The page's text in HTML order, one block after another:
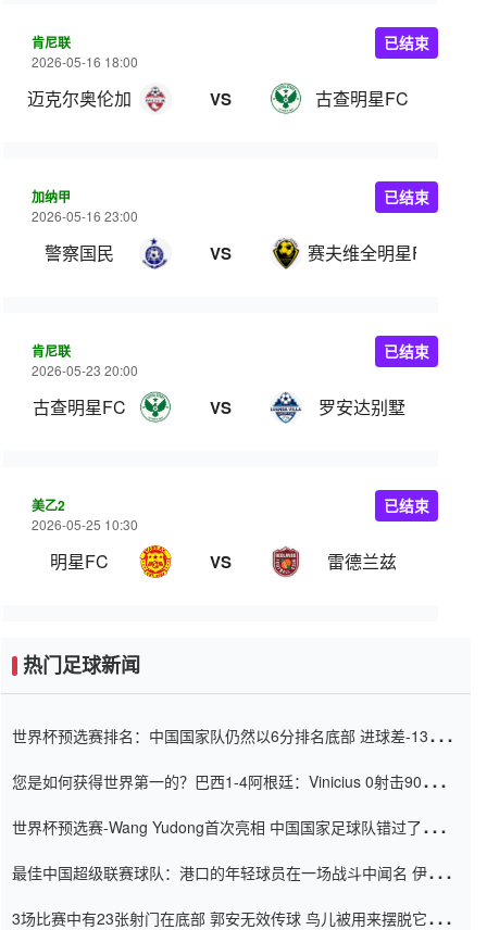
肯尼联
2026-05-16 18:00
迈克尔奥伦加 VS 古查明星FC
已结束
加纳甲
2026-05-16 23:00
警察国民 VS 赛夫维全明星FC
已结束
肯尼联
2026-05-23 20:00
古查明星FC VS 罗安达别墅
已结束
美乙2
2026-05-25 10:30
明星FC VS 雷德兰兹
已结束
热门足球新闻
世界杯预选赛排名：中国国家队仍然以6分排名底部 进球差-13令人
您是如何获得世界第一的？巴西1-4阿根廷：Vinicius 0射击90分钟
世界杯预选赛-Wang Yudong首次亮相 中国国家足球队错过了世界
最佳中国超级联赛球队：港口的年轻球员在一场战斗中闻名 伊万放
3场比赛中有23张射门在底部 郭安无效传球 鸟儿被用来摆脱它